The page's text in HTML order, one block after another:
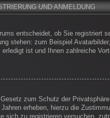
UND ANMELDUNG
entscheidet, ob Sie registriert
stehen: zum Beispiel
ist und Ihnen zahlreiche
zum Schutz der
erheben, hierzu die
zu registrieren versuchen,